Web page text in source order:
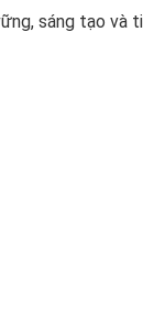
sáng tạo và